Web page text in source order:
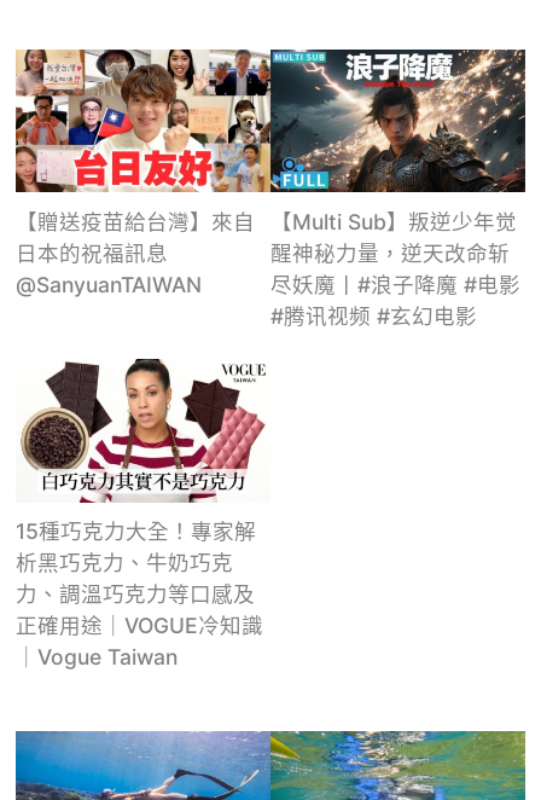
【贈送疫苗給台灣】來自
日本的祝福訊息
@SanyuanTAIWAN
【Multi Sub】叛逆少年觉
醒神秘力量，逆天改命斩
尽妖魔丨#浪子降魔 #电影
#腾讯视频 #玄幻电影
15種巧克力大全！專家解
析黑巧克力、牛奶巧克
力、調溫巧克力等口感及
正確用途｜VOGUE冷知識
｜Vogue Taiwan